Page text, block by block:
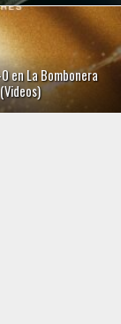
en La Bombonera